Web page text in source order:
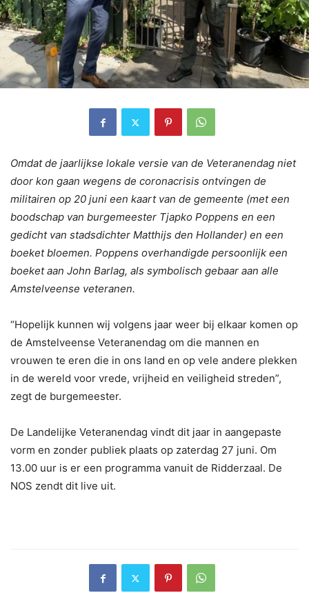
Omdat de jaarlijkse lokale versie van de Veteranendag niet
door kon gaan wegens de coronacrisis ontvingen de
militairen op 20 juni een kaart van de gemeente (met een
boodschap van burgemeester Tjapko Poppens en een
gedicht van stadsdichter Matthijs den Hollander) en een
boeket bloemen. Poppens overhandigde persoonlijk een
boeket aan John Barlag, als symbolisch gebaar aan alle
Amstelveense veteranen.
“Hopelijk kunnen wij volgens jaar weer bij elkaar komen op
de Amstelveense Veteranendag om die mannen en
vrouwen te eren die in ons land en op vele andere plekken
in de wereld voor vrede, vrijheid en veiligheid streden”,
zegt de burgemeester.
De Landelijke Veteranendag vindt dit jaar in aangepaste
vorm en zonder publiek plaats op zaterdag 27 juni. Om
13.00 uur is er een programma vanuit de Ridderzaal. De
NOS zendt dit live uit.